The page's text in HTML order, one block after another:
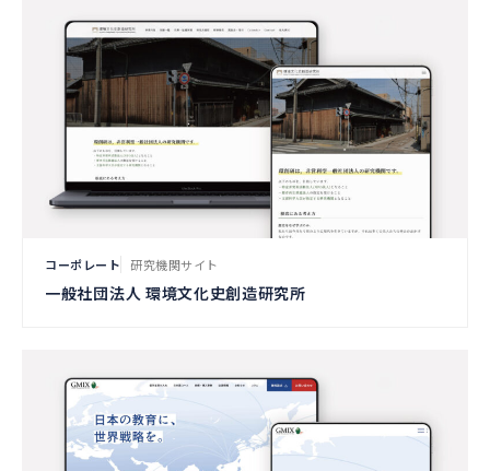
コーポレート 研究機関サイト
一般社団法人 環境文化史創造研究所